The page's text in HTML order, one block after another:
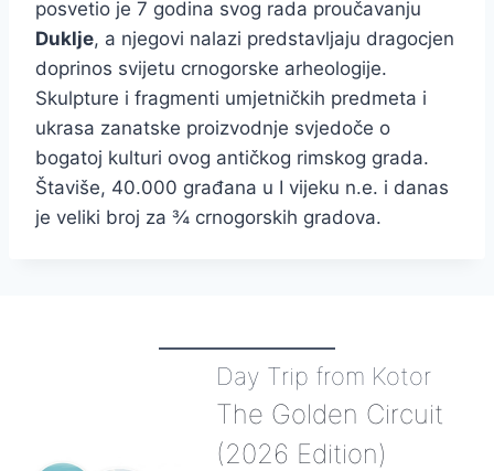
posvetio je 7 godina svog rada proučavanju
Duklje, a njegovi nalazi predstavljaju dragocjen
doprinos svijetu crnogorske arheologije.
Skulpture i fragmenti umjetničkih predmeta i
ukrasa zanatske proizvodnje svjedoče o
bogatoj kulturi ovog antičkog rimskog grada.
Štaviše, 40.000 građana u I vijeku n.e. i danas
je veliki broj za ¾ crnogorskih gradova.
Day Trip from Kotor
The Golden Circuit
(2026 Edition)